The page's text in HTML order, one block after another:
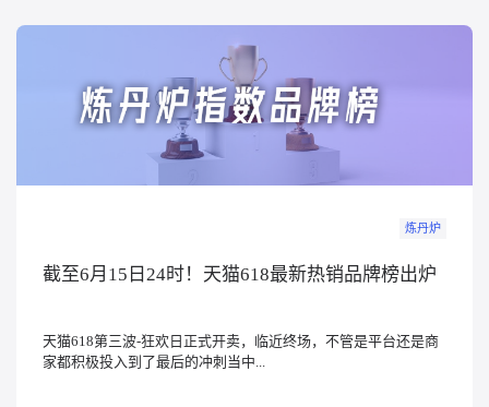
炼丹炉
截至6月15日24时！天猫618最新热销品牌榜出炉
天猫618第三波-狂欢日正式开卖，临近终场，不管是平台还是商
家都积极投入到了最后的冲刺当中...